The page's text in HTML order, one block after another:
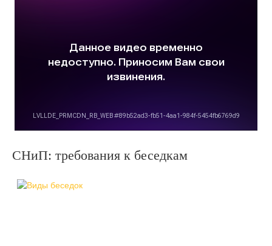
СНиП: требования к беседкам